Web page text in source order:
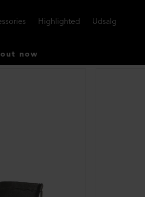
Highlighted Udsalg